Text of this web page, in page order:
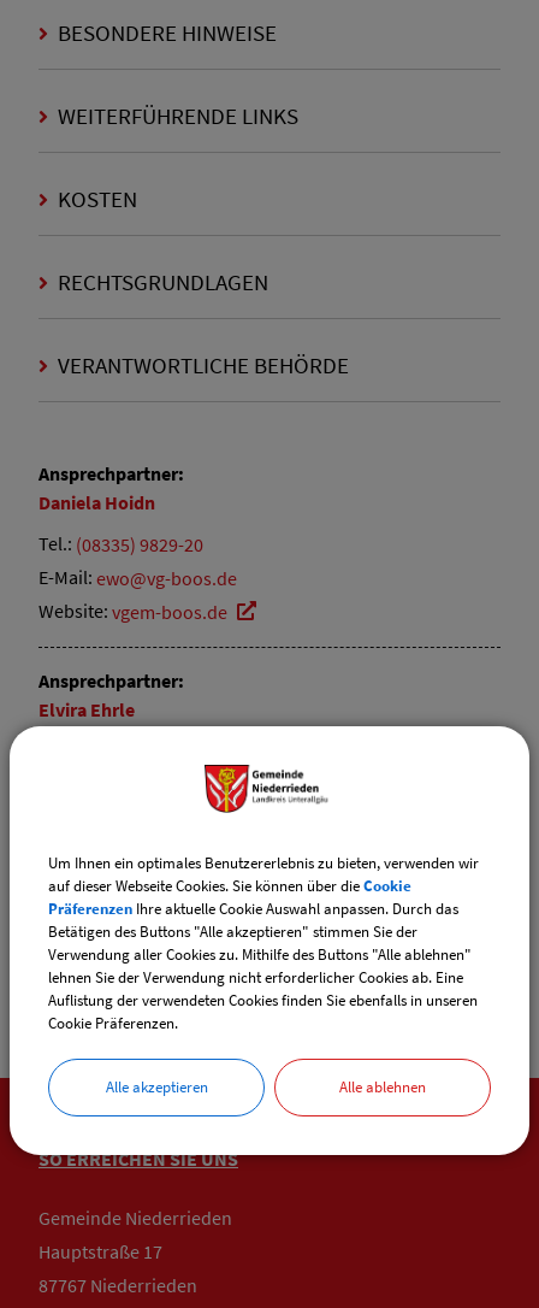
BESONDERE HINWEISE
WEITERFÜHRENDE LINKS
KOSTEN
RECHTSGRUNDLAGEN
VERANTWORTLICHE BEHÖRDE
Ansprechpartner:
Daniela Hoidn
Tel.: (08335) 9829-20
E-Mail: ewo@vg-boos.de
Website: vgem-boos.de
Ansprechpartner:
Elvira Ehrle
ewo@vg-boos.de
vgem-boos.de
Sachgebiete
Einwohnermelde- / Passamt
SO ERREICHEN SIE UNS
Gemeinde Niederrieden
Hauptstraße 17
87767 Niederrieden
Um Ihnen ein optimales Benutzererlebnis zu bieten, verwenden wir
auf dieser Webseite Cookies. Sie können über dieCookie
Präferenzen Ihre aktuelle Cookie Auswahl anpassen. Durch das
Betätigen des Buttons "Alle akzeptieren" stimmen Sie der
Verwendung aller Cookies zu. Mithilfe des Buttons "Alle ablehnen"
lehnen Sie der Verwendung nicht erforderlicher Cookies ab. Eine
Auflistung der verwendeten Cookies finden Sie ebenfalls in unseren
Cookie Präferenzen.
Alle akzeptieren Alle ablehnen